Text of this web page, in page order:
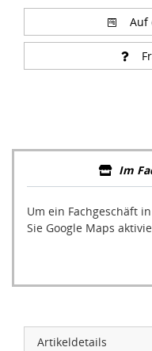
Auf
Im
Um ein Fachgeschäft
Sie Google Maps
Artikeldetails